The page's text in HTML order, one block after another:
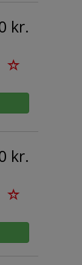
kr.
kr.